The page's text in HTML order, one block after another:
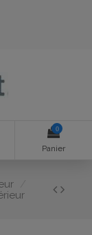
0
Panier